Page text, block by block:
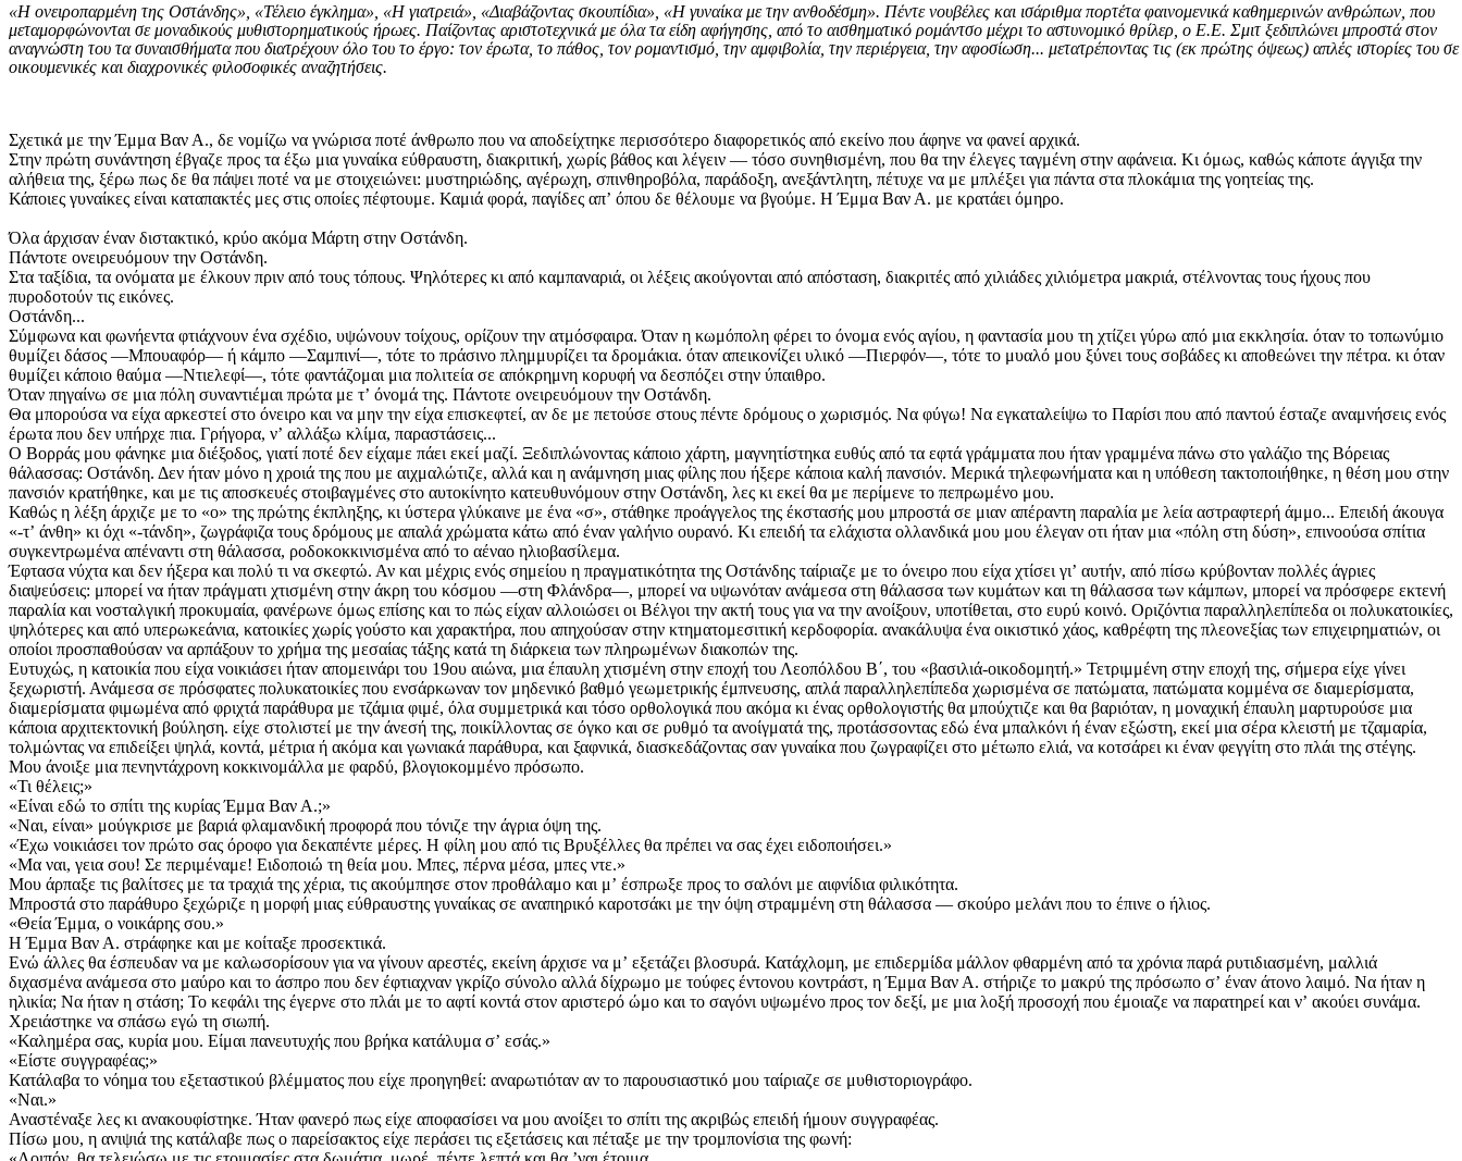
«Η ονειροπαρμένη της Οστάνδης», «Τέλειο έγκλημα», «Η γιατρειά», «Διαβάζοντας σκουπίδια», «Η γυναίκα με την ανθοδέσμη». Πέντε νουβέλες και ισάριθμα πορτέτα φαινομενικά καθημερινών ανθρώπων, που
μεταμορφώνονται σε μοναδικούς μυθιστορηματικούς ήρωες. Παίζοντας αριστοτεχνικά με όλα τα είδη αφήγησης, από το αισθηματικό ρομάντσο μέχρι το αστυνομικό θρίλερ, ο Ε.Ε. Σμιτ ξεδιπλώνει μπροστά στον
αναγνώστη του τα συναισθήματα που διατρέχουν όλο του το έργο: τον έρωτα, το πάθος, τον ρομαντισμό, την αμφιβολία, την περιέργεια, την αφοσίωση... μετατρέποντας τις (εκ πρώτης όψεως) απλές ιστορίες του σε
οικουμενικές και διαχρονικές φιλοσοφικές αναζητήσεις.
Σχετικά με την Έμμα Βαν Α., δε νομίζω να γνώρισα ποτέ άνθρωπο που να αποδείχτηκε περισσότερο διαφορετικός από εκείνο που άφηνε να φανεί αρχικά.
Στην πρώτη συνάντηση έβγαζε προς τα έξω μια γυναίκα εύθραυστη, διακριτική, χωρίς βάθος και λέγειν — τόσο συνηθισμένη, που θα την έλεγες ταγμένη στην αφάνεια. Κι όμως, καθώς κάποτε άγγιξα την
αλήθεια της, ξέρω πως δε θα πάψει ποτέ να με στοιχειώνει: μυστηριώδης, αγέρωχη, σπινθηροβόλα, παράδοξη, ανεξάντλητη, πέτυχε να με μπλέξει για πάντα στα πλοκάμια της γοητείας της.
Κάποιες γυναίκες είναι καταπακτές μες στις οποίες πέφτουμε. Καμιά φορά, παγίδες απʼ όπου δε θέλουμε να βγούμε. Η Έμμα Βαν Α. με κρατάει όμηρο.
Όλα άρχισαν έναν διστακτικό, κρύο ακόμα Μάρτη στην Οστάνδη.
Πάντοτε ονειρευόμουν την Οστάνδη.
Στα ταξίδια, τα ονόματα με έλκουν πριν από τους τόπους. Ψηλότερες κι από καμπαναριά, οι λέξεις ακούγονται από απόσταση, διακριτές από χιλιάδες χιλιόμετρα μακριά, στέλνοντας τους ήχους που
πυροδοτούν τις εικόνες.
Οστάνδη...
Σύμφωνα και φωνήεντα φτιάχνουν ένα σχέδιο, υψώνουν τοίχους, ορίζουν την ατμόσφαιρα. Όταν η κωμόπολη φέρει το όνομα ενός αγίου, η φαντασία μου τη χτίζει γύρω από μια εκκλησία. όταν το τοπωνύμιο
θυμίζει δάσος —Μπουαφόρ— ή κάμπο —Σαμπινί—, τότε το πράσινο πλημμυρίζει τα δρομάκια. όταν απεικονίζει υλικό —Πιερφόν—, τότε το μυαλό μου ξύνει τους σοβάδες κι αποθεώνει την πέτρα. κι όταν
θυμίζει κάποιο θαύμα —Ντιελεφί—, τότε φαντάζομαι μια πολιτεία σε απόκρημνη κορυφή να δεσπόζει στην ύπαιθρο.
Όταν πηγαίνω σε μια πόλη συναντιέμαι πρώτα με τʼ όνομά της. Πάντοτε ονειρευόμουν την Οστάνδη.
Θα μπορούσα να είχα αρκεστεί στο όνειρο και να μην την είχα επισκεφτεί, αν δε με πετούσε στους πέντε δρόμους ο χωρισμός. Να φύγω! Να εγκαταλείψω το Παρίσι που από παντού έσταζε αναμνήσεις ενός
έρωτα που δεν υπήρχε πια. Γρήγορα, νʼ αλλάξω κλίμα, παραστάσεις...
Ο Βορράς μου φάνηκε μια διέξοδος, γιατί ποτέ δεν είχαμε πάει εκεί μαζί. Ξεδιπλώνοντας κάποιο χάρτη, μαγνητίστηκα ευθύς από τα εφτά γράμματα που ήταν γραμμένα πάνω στο γαλάζιο της Βόρειας
θάλασσας: Οστάνδη. Δεν ήταν μόνο η χροιά της που με αιχμαλώτιζε, αλλά και η ανάμνηση μιας φίλης που ήξερε κάποια καλή πανσιόν. Μερικά τηλεφωνήματα και η υπόθεση τακτοποιήθηκε, η θέση μου στην
πανσιόν κρατήθηκε, και με τις αποσκευές στοιβαγμένες στο αυτοκίνητο κατευθυνόμουν στην Οστάνδη, λες κι εκεί θα με περίμενε το πεπρωμένο μου.
Καθώς η λέξη άρχιζε με το «ο» της πρώτης έκπληξης, κι ύστερα γλύκαινε με ένα «σ», στάθηκε προάγγελος της έκστασής μου μπροστά σε μιαν απέραντη παραλία με λεία αστραφτερή άμμο... Επειδή άκουγα
«-τʼ άνθη» κι όχι «-τάνδη», ζωγράφιζα τους δρόμους με απαλά χρώματα κάτω από έναν γαλήνιο ουρανό. Κι επειδή τα ελάχιστα ολλανδικά μου μου έλεγαν οτι ήταν μια «πόλη στη δύση», επινοούσα σπίτια
συγκεντρωμένα απέναντι στη θάλασσα, ροδοκοκκινισμένα από το αέναο ηλιοβασίλεμα.
Έφτασα νύχτα και δεν ήξερα και πολύ τι να σκεφτώ. Αν και μέχρις ενός σημείου η πραγματικότητα της Οστάνδης ταίριαζε με το όνειρο που είχα χτίσει γιʼ αυτήν, από πίσω κρύβονταν πολλές άγριες
διαψεύσεις: μπορεί να ήταν πράγματι χτισμένη στην άκρη του κόσμου —στη Φλάνδρα—, μπορεί να υψωνόταν ανάμεσα στη θάλασσα των κυμάτων και τη θάλασσα των κάμπων, μπορεί να πρόσφερε εκτενή
παραλία και νοσταλγική προκυμαία, φανέρωνε όμως επίσης και το πώς είχαν αλλοιώσει οι Βέλγοι την ακτή τους για να την ανοίξουν, υποτίθεται, στο ευρύ κοινό. Οριζόντια παραλληλεπίπεδα οι πολυκατοικίες,
ψηλότερες και από υπερωκεάνια, κατοικίες χωρίς γούστο και χαρακτήρα, που απηχούσαν στην κτηματομεσιτική κερδοφορία. ανακάλυψα ένα οικιστικό χάος, καθρέφτη της πλεονεξίας των επιχειρηματιών, οι
οποίοι προσπαθούσαν να αρπάξουν το χρήμα της μεσαίας τάξης κατά τη διάρκεια των πληρωμένων διακοπών της.
Ευτυχώς, η κατοικία που είχα νοικιάσει ήταν απομεινάρι του 19ου αιώνα, μια έπαυλη χτισμένη στην εποχή του Λεοπόλδου Β΄, του «βασιλιά-οικοδομητή.» Τετριμμένη στην εποχή της, σήμερα είχε γίνει
ξεχωριστή. Ανάμεσα σε πρόσφατες πολυκατοικίες που ενσάρκωναν τον μηδενικό βαθμό γεωμετρικής έμπνευσης, απλά παραλληλεπίπεδα χωρισμένα σε πατώματα, πατώματα κομμένα σε διαμερίσματα,
διαμερίσματα φιμωμένα από φριχτά παράθυρα με τζάμια φιμέ, όλα συμμετρικά και τόσο ορθολογικά που ακόμα κι ένας ορθολογιστής θα μπούχτιζε και θα βαριόταν, η μοναχική έπαυλη μαρτυρούσε μια
κάποια αρχιτεκτονική βούληση. είχε στολιστεί με την άνεσή της, ποικίλλοντας σε όγκο και σε ρυθμό τα ανοίγματά της, προτάσσοντας εδώ ένα μπαλκόνι ή έναν εξώστη, εκεί μια σέρα κλειστή με τζαμαρία,
τολμώντας να επιδείξει ψηλά, κοντά, μέτρια ή ακόμα και γωνιακά παράθυρα, και ξαφνικά, ­διασκεδάζοντας σαν γυναίκα που ζωγραφίζει στο μέτωπο ελιά, να κοτσάρει κι έναν φεγγίτη στο πλάι της στέγης.
Μου άνοιξε μια πενηντάχρονη κοκκινομάλλα με φαρδύ, βλογιοκομμένο πρόσωπο.
«Τι θέλεις;»
«Είναι εδώ το σπίτι της κυρίας Έμμα Βαν Α.;»
«Ναι, είναι» μούγκρισε με βαριά φλαμανδική προφορά που τόνιζε την άγρια όψη της.
«Έχω νοικιάσει τον πρώτο σας όροφο για δεκαπέντε μέρες. Η φίλη μου από τις Βρυξέλλες θα πρέπει να σας έχει ειδοποιήσει.»
«Μα ναι, γεια σου! Σε περιμέναμε! Ειδοποιώ τη θεία μου. Μπες, πέρνα μέσα, μπες ντε.»
Μου άρπαξε τις βαλίτσες με τα τραχιά της χέρια, τις ακούμπησε στον προθάλαμο και μʼ έσπρωξε προς το σαλόνι με αιφνίδια φιλικότητα.
Μπροστά στο παράθυρο ξεχώριζε η μορφή μιας εύθραυστης γυναίκας σε αναπηρικό καροτσάκι με την όψη στραμμένη στη θάλασσα — σκούρο μελάνι που το έπινε ο ήλιος.
«Θεία Έμμα, ο νοικάρης σου.»
Η Έμμα Βαν Α. στράφηκε και με κοίταξε προσεκτικά.
Ενώ άλλες θα έσπευδαν να με καλωσορίσουν για να γίνουν αρεστές, εκείνη άρχισε να μʼ εξετάζει βλοσυρά. Κατάχλομη, με επιδερμίδα μάλλον φθαρμένη από τα χρόνια παρά ρυτιδιασμένη, μαλλιά
διχασμένα ανάμεσα στο μαύρο και το άσπρο που δεν έφτιαχναν γκρίζο σύνολο αλλά δίχρωμο με τούφες έντονου κοντράστ, η Έμμα Βαν Α. στήριζε το μακρύ της πρόσωπο σʼ έναν άτονο λαιμό. Να ήταν η
ηλικία; Να ήταν η στάση; Το κεφάλι της έγερνε στο πλάι με το αφτί κοντά στον αριστερό ώμο και το σαγόνι υψωμένο προς τον δεξί, με μια λοξή προσοχή που έμοιαζε να παρατηρεί και νʼ ακούει συνάμα.
Χρειάστηκε να σπάσω εγώ τη σιωπή.
«Καλημέρα σας, κυρία μου. Είμαι πανευτυχής που βρήκα κατάλυμα σʼ εσάς.»
«Είστε συγγραφέας;»
Κατάλαβα το νόημα του εξεταστικού βλέμματος που είχε προηγηθεί: αναρωτιόταν αν το παρουσιαστικό μου ταίριαζε σε μυθιστοριογράφο.
«Ναι.»
Αναστέναξε λες κι ανακουφίστηκε. Ήταν φανερό πως είχε αποφασίσει να μου ανοίξει το σπίτι της ακριβώς επειδή ήμουν συγγραφέας.
Πίσω μου, η ανιψιά της κατάλαβε πως ο παρείσακτος είχε περάσει τις εξετάσεις και πέταξε με την τρομπονίσια της φωνή: